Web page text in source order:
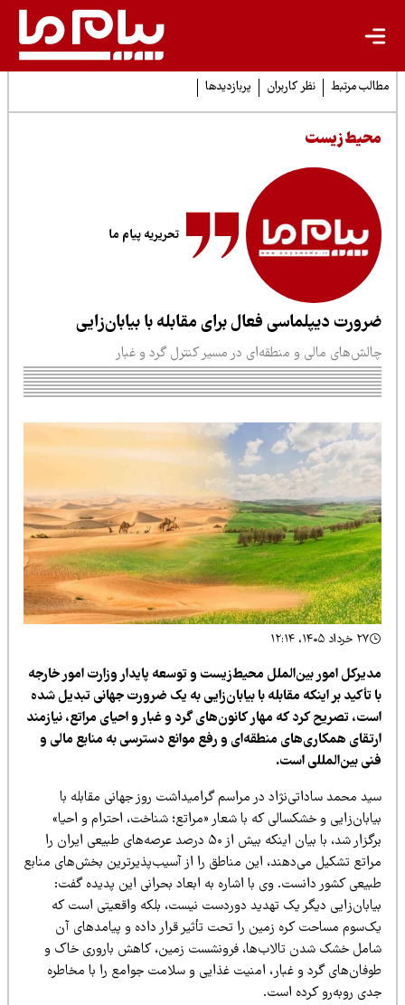
مرتبط نظر کاربران پربازدیدها
زیست
تحریریه پیام ما
دیپلماسی فعال برای مقابله با بیابان‌زایی
مالی و منطقه‌ای در مسیر کنترل گرد و غبار
امور بین‌الملل محیط‌زیست و توسعه پایدار وزارت امور خارجه
تأکید بر اینکه مقابله با بیابان‌زایی به یک ضرورت جهانی تبدیل شده
تصریح کرد که مهار کانون‌های گرد و غبار و احیای مراتع، نیازمند
همکاری‌های منطقه‌ای و رفع موانع دسترسی به منابع مالی و
بین‌المللی است.
محمد ساداتی‌نژاد در مراسم گرامیداشت روز جهانی مقابله با
و خشکسالی که با شعار «مراتع؛ شناخت، احترام و احیا»
برگزار شد، با بیان اینکه بیش از ۵۰ درصد عرصه‌های طبیعی ایران را
تشکیل می‌دهند، این مناطق را از آسیب‌پذیرترین بخش‌های منابع
کشور دانست. وی با اشاره به ابعاد بحرانی این پدیده گفت:
دیگر یک تهدید دوردست نیست، بلکه واقعیتی است که
مساحت کره زمین را تحت تأثیر قرار داده و پیامدهای آن
خشک شدن تالاب‌ها، فرونشست زمین، کاهش باروری خاک و
گرد و غبار، امنیت غذایی و سلامت جوامع را با مخاطره
روبه‌رو کرده است.